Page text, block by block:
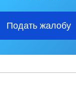
Подать жалобу